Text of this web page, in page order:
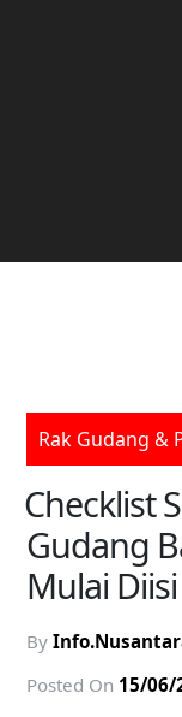
Rak Gudang &
Checklist
Gudang
Mulai
By
Posted On 15/06/